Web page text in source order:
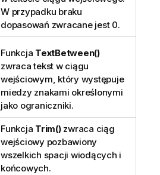
W przypadku braku
dopasowań zwracane jest 0.
Funkcja TextBetween()
zwraca tekst w ciągu
wejściowym, który występuje
miedzy znakami określonymi
jako ograniczniki.
Funkcja Trim()zwraca ciąg
wejściowy pozbawiony
wszelkich spacji wiodących i
końcowych.